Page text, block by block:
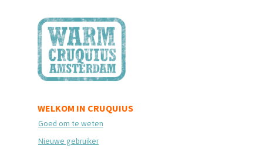
WELKOM IN CRUQUIUS
Goed om te weten
Nieuwe gebruiker